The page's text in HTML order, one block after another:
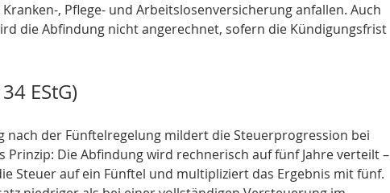
, Pflege- und Arbeitslosenversicherung anfallen. Auch
die Abfindung nicht angerechnet, sofern die Kündigungsfrist
EStG)
nach der Fünftelregelung mildert die Steuerprogression bei
Prinzip: Die Abfindung wird rechnerisch auf fünf Jahre verteilt –
Steuer auf ein Fünftel und multipliziert das Ergebnis mit fünf.